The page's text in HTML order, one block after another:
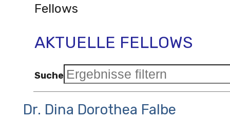
Fellows
AKTUELLE FELLOWS
Suche
Dr. Dina Dorothea Falbe